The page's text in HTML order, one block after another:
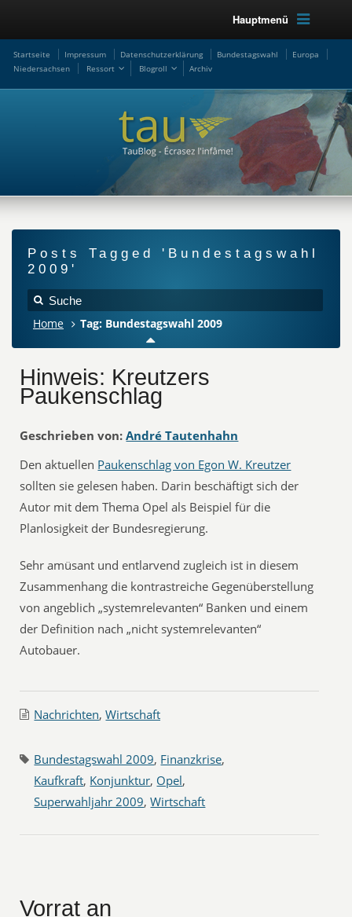
Hauptmenü
Startseite Impressum Datenschutzerklärung Bundestagswahl
Europa
Niedersachsen
Ressort Blogroll Archiv
Posts Tagged 'Bundestagswahl
2009'
Home Tag: Bundestagswahl 2009
Hinweis: Kreutzers
Paukenschlag
Geschrieben von: André Tautenhahn
Den aktuellen Paukenschlag von Egon W. Kreutzer
sollten sie gelesen haben. Darin beschäftigt sich der
Autor mit dem Thema Opel als Beispiel für die
Planlosigkeit der Bundesregierung.
Sehr amüsant und entlarvend zugleich ist in diesem
Zusammenhang die kontrastreiche Gegenüberstellung
von angeblich „systemrelevanten“ Banken und einem
der Definition nach „nicht systemrelevanten“
Autobauer.
Nachrichten,Wirtschaft
Bundestagswahl 2009, Finanzkrise,
Kaufkraft, Konjunktur, Opel,
Superwahljahr 2009,Wirtschaft
Vorrat an